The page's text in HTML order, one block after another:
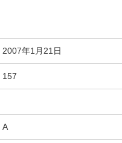
2007年1月21日
157
A